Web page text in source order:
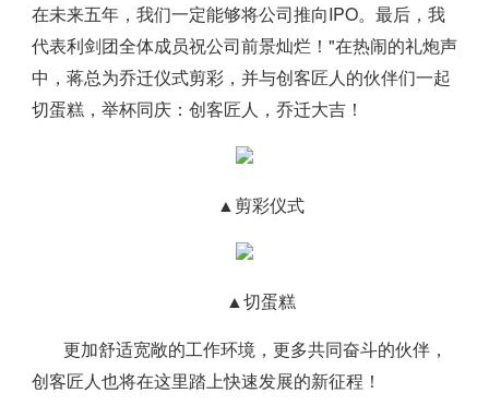
在未来五年，我们一定能够将公司推向IPO。最后，我
代表利剑团全体成员祝公司前景灿烂！"在热闹的礼炮声
中，蒋总为乔迁仪式剪彩，并与创客匠人的伙伴们一起
切蛋糕，举杯同庆：创客匠人，乔迁大吉！
▲剪彩仪式
▲切蛋糕
更加舒适宽敞的工作环境，更多共同奋斗的伙伴，
创客匠人也将在这里踏上快速发展的新征程！